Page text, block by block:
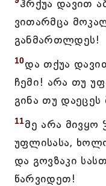
ჰრქუა დავით
ვითარმცა
განმართლდეს!
10და თქუა
ჩემი! არა თუ
გინა თუ
11მე არა მივყო
უფლისასა,
და გოვზაკი
წარვიდეთ!